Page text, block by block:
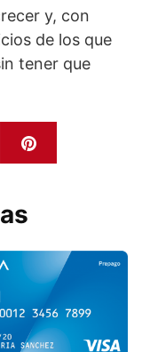
y, con
de los que
tener que